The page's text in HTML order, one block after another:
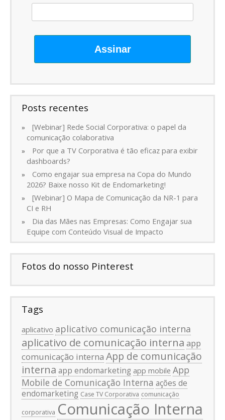
Assinar
Posts recentes
[Webinar] Rede Social Corporativa: o papel da
comunicação colaborativa
Por que a TV Corporativa é tão eficaz para exibir
dashboards?
Como engajar sua empresa na Copa do Mundo
2026? Baixe nosso Kit de Endomarketing!
[Webinar] O Mapa de Comunicação da NR-1 para
CI e RH
Dia das Mães nas Empresas: Como Engajar sua
Equipe com Conteúdo Visual de Impacto
Fotos do nosso Pinterest
Tags
aplicativo aplicativo comunicação interna
aplicativo de comunicação interna app
comunicação interna App de comunicação
interna app endomarketing app mobile App
Mobile de Comunicação Interna ações de
endomarketing Case TV Corporativa comunicação
corporativa Comunicação Interna